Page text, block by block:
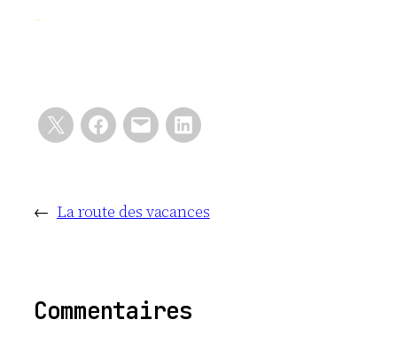
← La route des vacances
Commentaires